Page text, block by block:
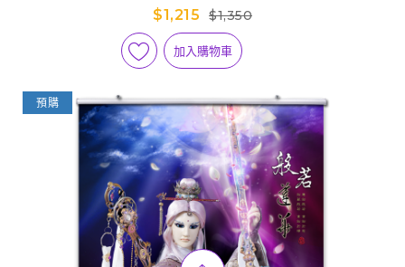
$1,215
$1,350
加入購物車
預購